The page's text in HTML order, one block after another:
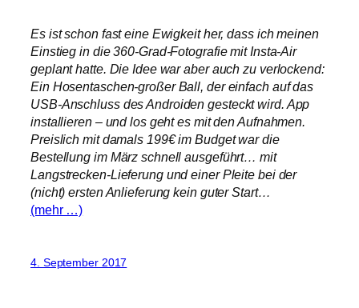
Es ist schon fast eine Ewigkeit her, dass ich meinen
Einstieg in die 360-Grad-Fotografie mit Insta-Air
geplant hatte. Die Idee war aber auch zu verlockend:
Ein Hosentaschen-großer Ball, der einfach auf das
USB-Anschluss des Androiden gesteckt wird. App
installieren – und los geht es mit den Aufnahmen.
Preislich mit damals 199€ im Budget war die
Bestellung im März schnell ausgeführt… mit
Langstrecken-Lieferung und einer Pleite bei der
(nicht) ersten Anlieferung kein guter Start…
(mehr …)
4. September 2017